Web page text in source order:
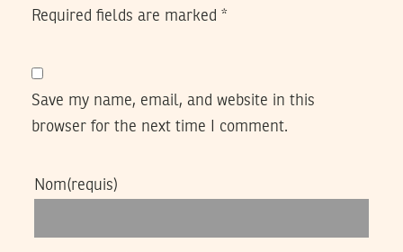
Required fields are marked *
Save my name, email, and website in this
browser for the next time I comment.
Nom(requis)